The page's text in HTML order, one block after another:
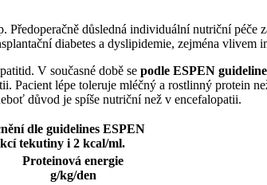
Předoperačně důsledná individuální nutriční
diabetes a dyslipidemie, zejména vlivem
V současné době se podle ESPEN
Pacient lépe toleruje mléčný a rostlinný protein
důvod je spíše nutriční než v encefalopatii.
dle guidelines ESPEN
tekutiny i 2 kcal/ml.
Proteinová energie
g/kg/den